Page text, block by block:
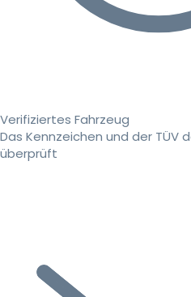
Verifiziertes Fahrzeug
Das Kennzeichen und der TÜV
überprüft